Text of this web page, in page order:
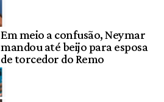
Em meio a confusão, Neymar
mandou até beijo para esposa
de torcedor do Remo